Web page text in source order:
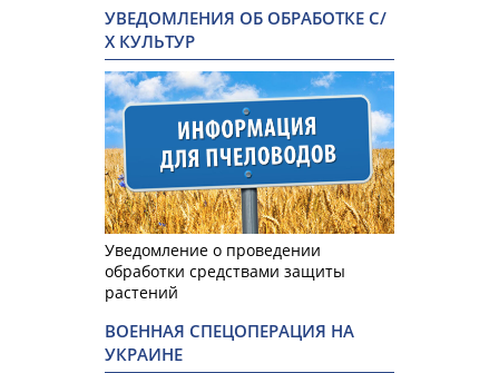
УВЕДОМЛЕНИЯ ОБ ОБРАБОТКЕ С/
Х КУЛЬТУР
Уведомление о проведении
обработки средствами защиты
растений
ВОЕННАЯ СПЕЦОПЕРАЦИЯ НА
УКРАИНЕ